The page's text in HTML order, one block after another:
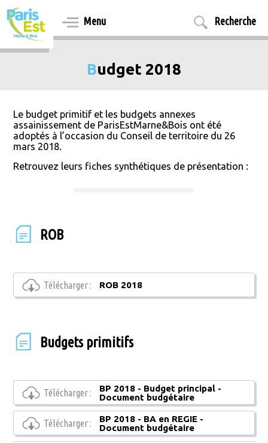
Aller
au
contenu
principal
Menu Recherche
Budget 2018
Le budget primitif et les budgets annexes
assainissement de ParisEstMarne&Bois ont été
adoptés à l’occasion du Conseil de territoire du 26
mars 2018.
Retrouvez leurs fiches synthétiques de présentation :
ROB
Télécharger : ROB 2018
Budgets primitifs
Télécharger :
BP 2018 - Budget principal -
Document budgétaire
Télécharger :
BP 2018 - BA en REGIE -
Document budgétaire